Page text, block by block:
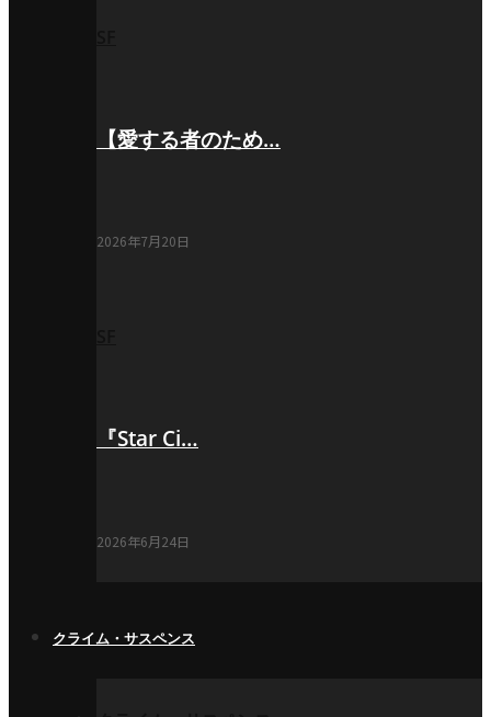
【愛する者のため…
2026年7月20日
『Star Ci…
2026年6月24日
クライム・サスペンス